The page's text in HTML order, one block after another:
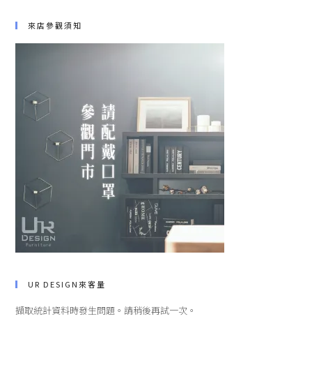
來店參觀須知
UR DESIGN來客量
擷取統計資料時發生問題。請稍後再試一次。